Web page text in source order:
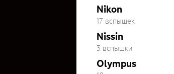
Nikon
17 вспышек
Nissin
3 вспышки
Olympus